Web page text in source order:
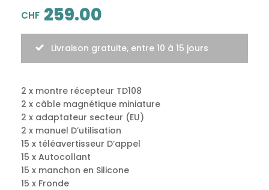
CHF 259.00
Livraison gratuite, entre 10 à 15 jours
2 x montre récepteur TD108
2 x câble magnétique miniature
2 x adaptateur secteur (EU)
2 x manuel D’utilisation
15 x téléavertisseur D’appel
15 x Autocollant
15 x manchon en Silicone
15 x Fronde